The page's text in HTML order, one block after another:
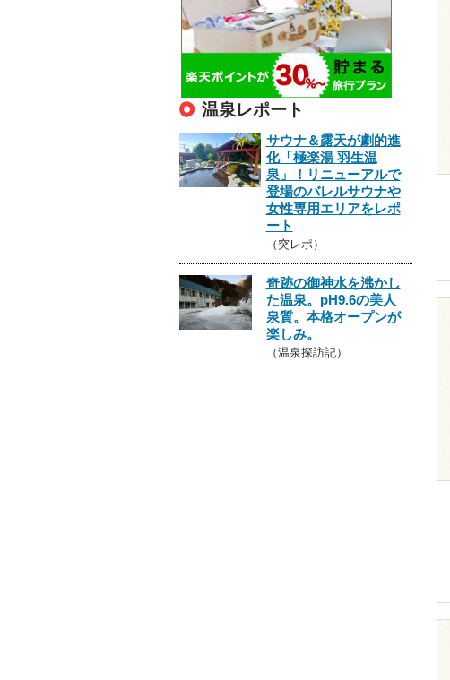
温泉レポート
サウナ＆露天が劇的進
化「極楽湯 羽生温
泉」！リニューアルで
登場のバレルサウナや
女性専用エリアをレポ
ート
（突レポ）
奇跡の御神水を沸かし
た温泉。pH9.6の美人
泉質。本格オープンが
楽しみ。
（温泉探訪記）